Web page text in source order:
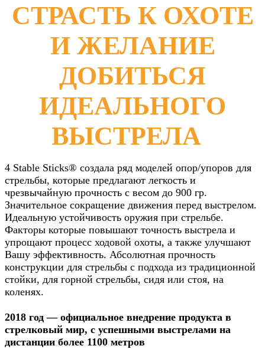
СТРАСТЬ К ОХОТЕ
И ЖЕЛАНИЕ
ДОБИТЬСЯ
ИДЕАЛЬНОГО
ВЫСТРЕЛА
4 Stable Sticks® создала ряд моделей опор/упоров для
стрельбы, которые предлагают легкость и
чрезвычайную прочность с весом до 900 гр.
Значительное сокращение движения перед выстрелом.
Идеальную устойчивость оружия при стрельбе.
Факторы которые повышают точность выстрела и
упрощают процесс ходовой охоты, а также улучшают
Вашу эффективность. Абсолютная прочность
конструкции для стрельбы с подхода из традиционной
стойки, для горной стрельбы, сидя или стоя, на
коленях.
2018 год — официальное внедрение продукта в
стрелковый мир, с успешными выстрелами на
дистанции более 1100 метров